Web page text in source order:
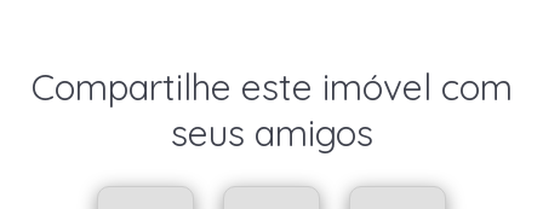
Compartilhe este imóvel com
seus amigos